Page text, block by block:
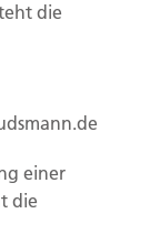
finden Sie
die
einer
die